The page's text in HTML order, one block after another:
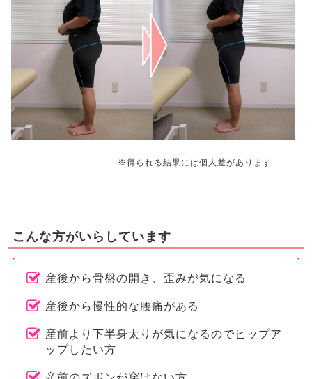
※得られる結果には個人差があります
こんな方がいらしています
産後から骨盤の開き、歪みが気になる
産後から慢性的な腰痛がある
産前より下半身太りが気になるのでヒップア
ップしたい方